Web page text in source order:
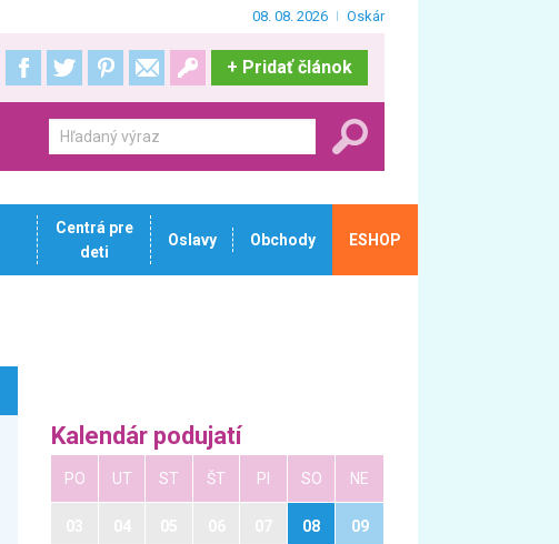
08. 08. 2026 Oskár
+ Pridať článok
Centrá pre
deti
Oslavy Obchody ESHOP
Kalendár podujatí
PO UT ST ŠT PI SO NE
08 09